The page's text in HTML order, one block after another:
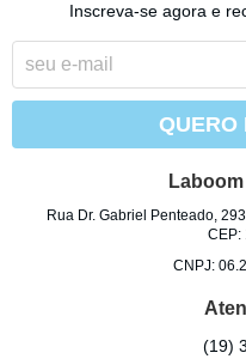
Inscreva-se agora e
QUERO
Rua Dr. Gabriel Penteado, 293
CEP:
CNPJ:
(19)